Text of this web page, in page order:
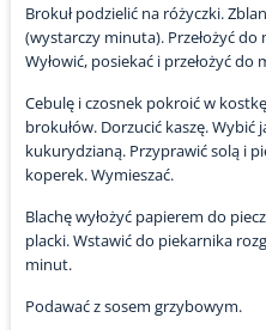
Brokuł podzielić na różyczki.
(wystarczy minuta). Przełożyć
Wyłowić, posiekać i przełożyć do
Cebulę i czosnek pokroić w
brokułów. Dorzucić kaszę. Wybić
kukurydzianą. Przyprawić solą i
koperek. Wymieszać.
Blachę wyłożyć papierem do
placki. Wstawić do piekarnika
minut.
Podawać z sosem grzybowym.